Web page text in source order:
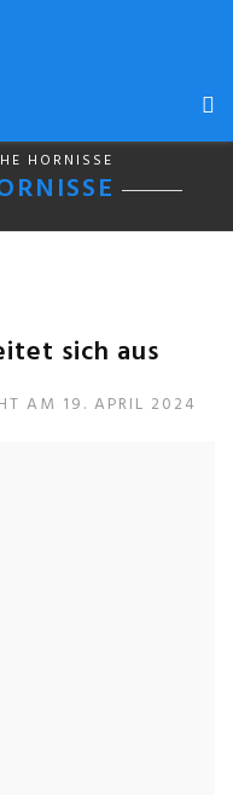
HORNISSE
sich aus
AM 19. APRIL 2024